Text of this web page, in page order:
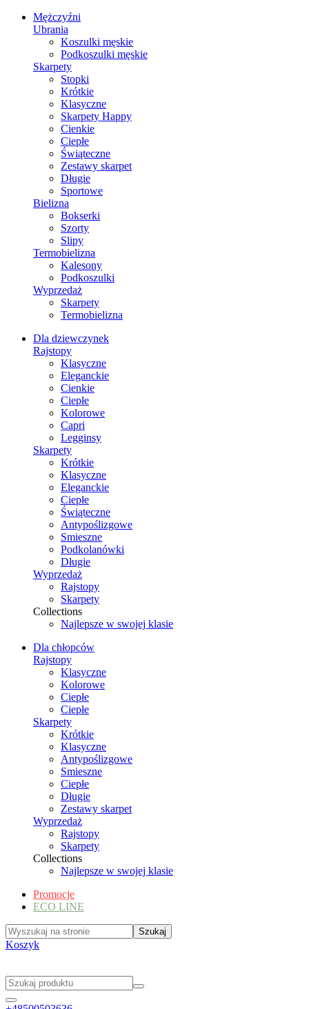
Mężczyźni
Ubrania
Koszulki męskie
Podkoszulki męskie
Skarpety
Stopki
Krótkie
Klasyczne
Skarpety Happy
Cienkie
Ciepłe
Świąteczne
Zestawy skarpet
Długie
Sportowe
Bielizna
Bokserki
Szorty
Slipy
Termobielizna
Kalesony
Podkoszulki
Wyprzedaż
Skarpety
Termobielizna
Dla dziewczynek
Rajstopy
Klasyczne
Eleganckie
Cienkie
Ciepłe
Kolorowe
Capri
Legginsy
Skarpety
Krótkie
Klasyczne
Eleganckie
Ciepłe
Świąteczne
Antypoślizgowe
Smieszne
Podkolanówki
Długie
Wyprzedaż
Rajstopy
Skarpety
Collections
Najlepsze w swojej klasie
Dla chłopców
Rajstopy
Klasyczne
Kolorowe
Ciepłe
Ciepłe
Skarpety
Krótkie
Klasyczne
Antypoślizgowe
Smieszne
Ciepłe
Długie
Zestawy skarpet
Wyprzedaż
Rajstopy
Skarpety
Collections
Najlepsze w swojej klasie
Promocje
ECO LINE
Koszyk